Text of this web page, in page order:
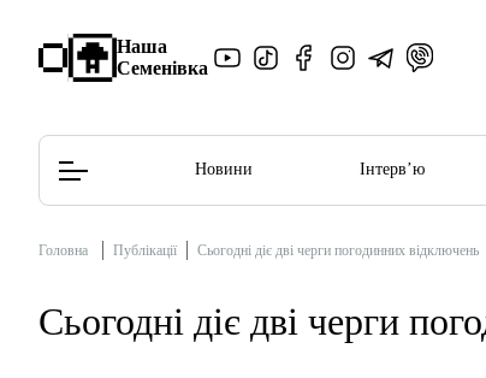
Наша
Семенівка
Редакційна політика
Новини Інтерв’ю
Головна Публікації Сьогодні діє дві черги погодинних відключень
Сьогодні діє дві черги